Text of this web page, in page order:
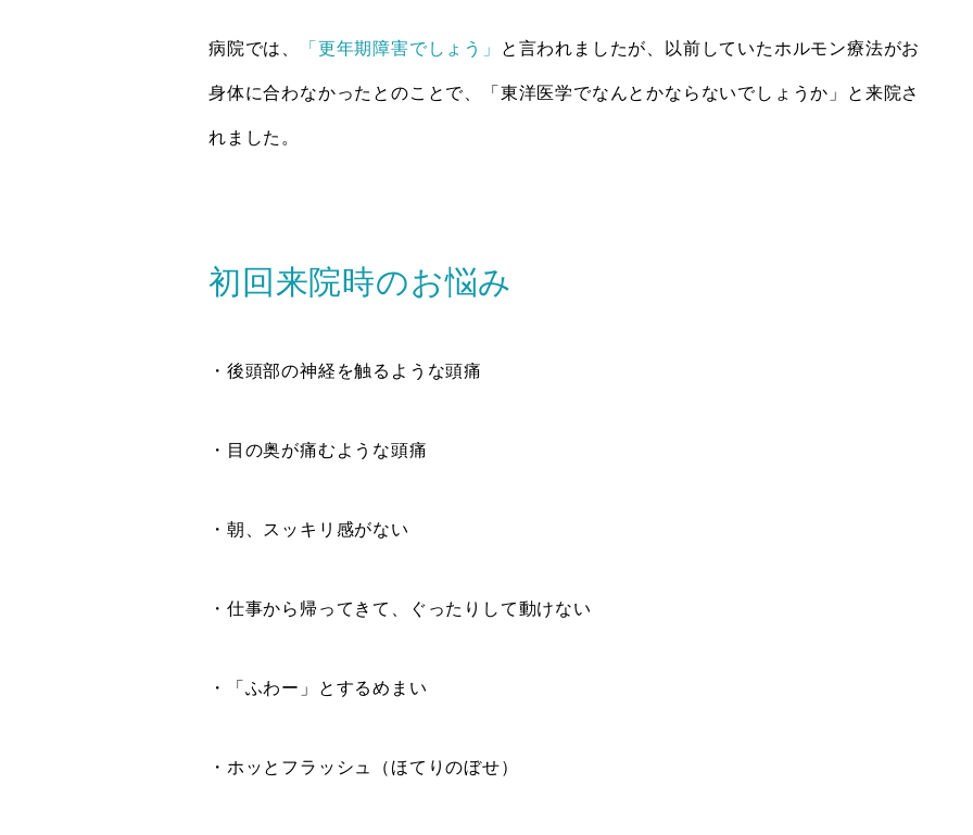
病院では、 「更年期障害でしょう」 と言われましたが、以前していたホルモン療法がお
身体に合わなかったとのことで、「東洋医学でなんとかならないでしょうか」と来院さ
れました。
初回来院時のお悩み
・後頭部の神経を触るような頭痛
・目の奥が痛むような頭痛
・朝、スッキリ感がない
・仕事から帰ってきて、ぐったりして動けない
・「ふわー」とするめまい
・ホッとフラッシュ（ほてりのぼせ）